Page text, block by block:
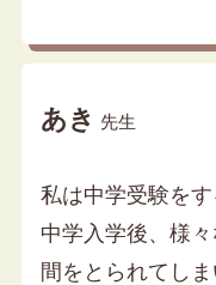
あき 先生
私は中学受験をす
中学入学後、様
間をとられてし